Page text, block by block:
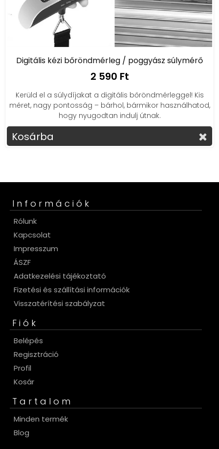
Digitális kézi bőröndmérleg / poggyász súlymérő
2 590 Ft
Kerüld el a súlydíjakat a digitális bőröndmérleggel! Kis
méret, nagy pontosság – bárhol, bármikor használhatod,
hogy nyugodtan indulj útnak.
Kosárba
Információk
Rólunk
Kapcsolat
Impresszum
ÁSZF
Adatkezelési tájékoztató
Fizetési és szállítási információk
Visszatérítési szabályzat
Fiók
Belépés
Regisztráció
Profil
Kosár
Tartalom
Minden termék
Blog